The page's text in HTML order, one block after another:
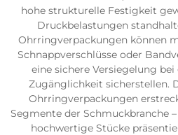
hohe strukturelle Festigkeit
Druckbelastungen
Ohrringverpackungen können
Schnappverschlüsse oder
eine sichere Versiegelung
Zugänglichkeit sicherstellen.
Ohrringverpackungen
Segmente der Schmuckbranche
hochwertige Stücke